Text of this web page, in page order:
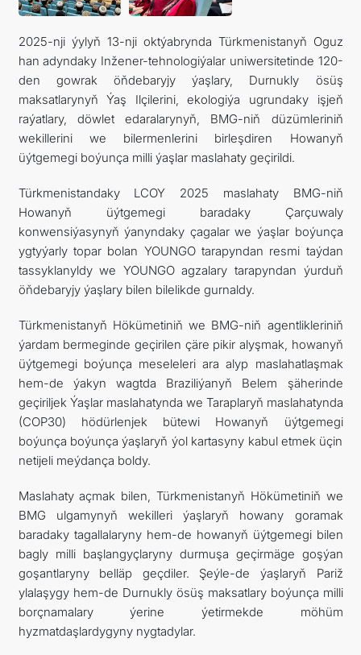
2025-nji ýylyň 13-nji oktýabrynda Türkmenistanyň Oguz
han adyndaky Inžener-tehnologiýalar uniwersitetinde 120-
den gowrak öňdebaryjy ýaşlary, Durnukly ösüş
maksatlarynyň Ýaş Ilçilerini, ekologiýa ugrundaky işjeň
raýatlary, döwlet edaralarynyň, BMG-niň düzümleriniň
wekillerini we bilermenlerini birleşdiren Howanyň
üýtgemegi boýunça milli ýaşlar maslahaty geçirildi.
Türkmenistandaky LCOY 2025 maslahaty BMG-niň
Howanyň üýtgemegi baradaky Çarçuwaly
konwensiýasynyň ýanyndaky çagalar we ýaşlar boýunça
ygtyýarly topar bolan YOUNGO tarapyndan resmi taýdan
tassyklanyldy we YOUNGO agzalary tarapyndan ýurduň
öňdebaryjy ýaşlary bilen bilelikde gurnaldy.
Türkmenistanyň Hökümetiniň we BMG-niň agentlikleriniň
ýardam bermeginde geçirilen çäre pikir alyşmak, howanyň
üýtgemegi boýunça meseleleri ara alyp maslahatlaşmak
hem-de ýakyn wagtda Braziliýanyň Belem şäherinde
geçiriljek Ýaşlar maslahatynda we Taraplaryň maslahatynda
(COP30) hödürlenjek bütewi Howanyň üýtgemegi
boýunça boýunça ýaşlaryň ýol kartasyny kabul etmek üçin
netijeli meýdança boldy.
Maslahaty açmak bilen, Türkmenistanyň Hökümetiniň we
BMG ulgamynyň wekilleri ýaşlaryň howany goramak
baradaky tagallalaryny hem-de howanyň üýtgemegi bilen
bagly milli başlangyçlaryny durmuşa geçirmäge goşýan
goşantlaryny belläp geçdiler. Şeýle-de ýaşlaryň Pariž
ylalaşygy hem-de Durnukly ösüş maksatlary boýunça milli
borçnamalary ýerine ýetirmekde möhüm
hyzmatdaşlardygyny nygtadylar.